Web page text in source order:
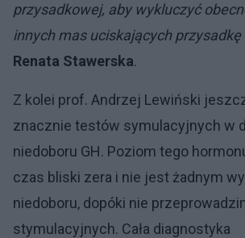
przysadkowej, aby wykluczyć
innych mas uciskających przysadkę
Renata Stawerska.
Z kolei prof. Andrzej Lewiński
znacznie testów symulacyjnych w
niedoboru GH. Poziom tego
czas bliski zera i nie jest żadnym
niedoboru, dopóki nie
stymulacyjnych. Cała diagnostyka